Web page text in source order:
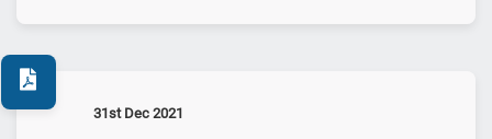
31st Dec 2021